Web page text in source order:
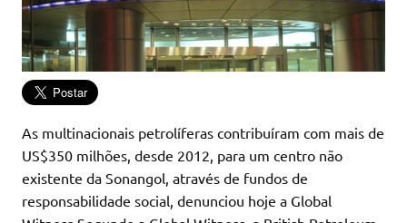
As multinacionais petrolíferas contribuíram com mais de
US$350 milhões, desde 2012, para um centro não
existente da Sonangol, através de fundos de
responsabilidade social, denunciou hoje a Global